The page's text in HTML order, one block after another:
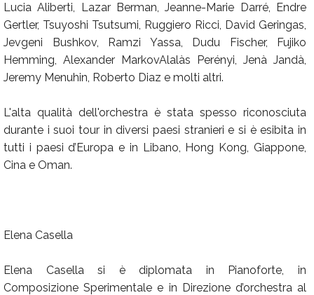
Lucia Aliberti, Lazar Berman, Jeanne-Marie Darré, Endre
Gertler, Tsuyoshi Tsutsumi, Ruggiero Ricci, David Geringas,
Jevgeni Bushkov, Ramzi Yassa, Dudu Fischer, Fujiko
Hemming, Alexander MarkovAlalàs Perényi, Jenà Jandà,
Jeremy Menuhin, Roberto Diaz e molti altri.
L'alta qualità dell'orchestra è stata spesso riconosciuta
durante i suoi tour in diversi paesi stranieri e si è esibita in
tutti i paesi d’Europa e in Libano, Hong Kong, Giappone,
Cina e Oman.
Elena Casella
Elena Casella si è diplomata in Pianoforte, in
Composizione Sperimentale e in Direzione d’orchestra al